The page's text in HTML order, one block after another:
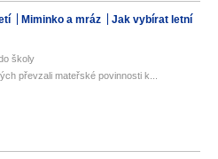
Miminko a mráz
Jak vybírat letní
školy
převzali mateřské povinnosti k...